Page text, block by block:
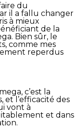
du
il a fallu changer
à mieux
de la
Bien sûr, le
comme mes
reperdus
c’est la
et l’efficacité des
vont à
et dans